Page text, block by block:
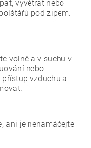
vyvětrat nebo
pod zipem.
volně a v suchu v
nebo
vzduchu a
ani je nenamáčejte